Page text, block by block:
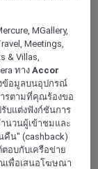
MGallery,
Meetings,
& Villas,
ทางAccor
ข้อมูลบนอุปกรณ์
ารตามที่คุณร้องขอ
บแต่งฟังก์ชันการ
นวนผู้เข้าชมและ
คืน" (cashback)
อบกับเครือข่าย
เพื่อเสนอโฆษณา